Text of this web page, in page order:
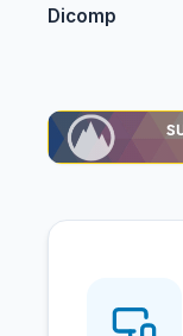
Dicomp